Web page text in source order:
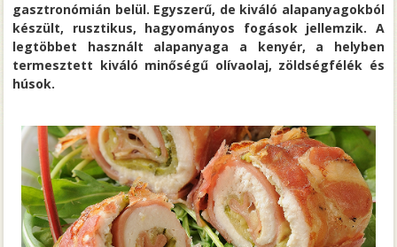
gasztronómián belül. Egyszerű, de kiváló alapanyagokból
készült, rusztikus, hagyományos fogások jellemzik. A
legtöbbet használt alapanyaga a kenyér, a helyben
termesztett kiváló minőségű olívaolaj, zöldségfélék és
húsok.